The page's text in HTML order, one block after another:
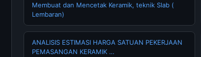
Membuat dan Mencetak Keramik, teknik Slab (
Lembaran)
ANALISIS ESTIMASI HARGA SATUAN PEKERJAAN
PEMASANGAN KERAMIK …